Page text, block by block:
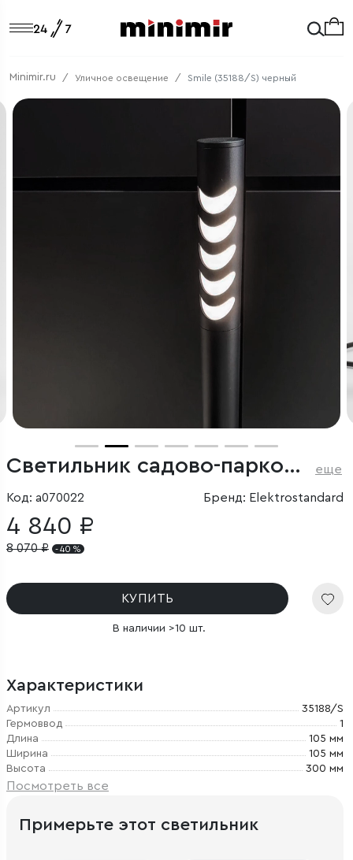
Minimir.ru Уличное освещение Smile (35188/S) черный
Светильник садово-парковый Smile 6w 3000K черный еще
Код: a070022 Бренд: Elektrostandard
4 840 ₽
8 070₽ - 40 %
КУПИТЬ
В наличии >10 шт.
Характеристики
Артикул
35188/S
Гермоввод
1
Длина
105 мм
Ширина
105 мм
Высота
300 мм
Посмотреть все
Примерьте этот светильник